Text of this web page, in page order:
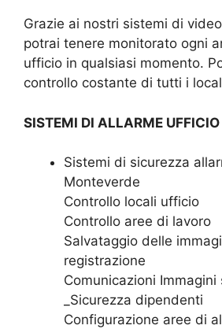
Grazie ai nostri sistemi di
potrai tenere monitorato ogni
ufficio in qualsiasi momento.
controllo costante di tutti i
SISTEMI DI ALLARME
Sistemi di sicurezza
Monteverde
Controllo locali ufficio
Controllo aree di lavoro
Salvataggio delle
registrazione
Comunicazioni Immagini
_Sicurezza dipendenti
Configurazione aree di